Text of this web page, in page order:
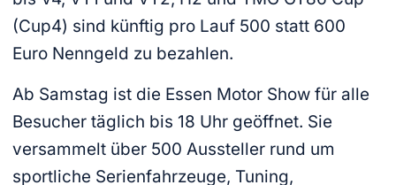
(Cup4) sind künftig pro Lauf 500 statt 600
Euro Nenngeld zu bezahlen.
Ab Samstag ist die Essen Motor Show für alle
Besucher täglich bis 18 Uhr geöffnet. Sie
versammelt über 500 Aussteller rund um
sportliche Serienfahrzeuge, Tuning,